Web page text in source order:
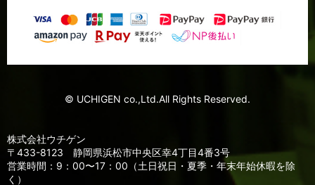
© UCHIGEN co.,Ltd.All Rights Reserved.
株式会社ウチゲン
〒433-8123 静岡県浜松市中央区幸4丁目4番3号
営業時間：9：00〜17：00（土日祝日・夏季・年末年始休暇を除
く）